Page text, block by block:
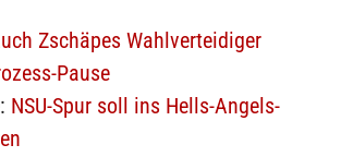
Zschäpes Wahlverteidiger
Pause
NSU-Spur soll ins Hells-Angels-